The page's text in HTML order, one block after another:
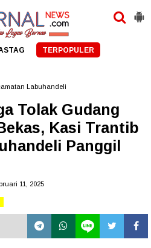
TERPOPULER
Labuhandeli
Tolak Gudang
Kasi Trantib
Panggil
11, 2025